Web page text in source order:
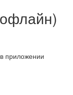
приложении